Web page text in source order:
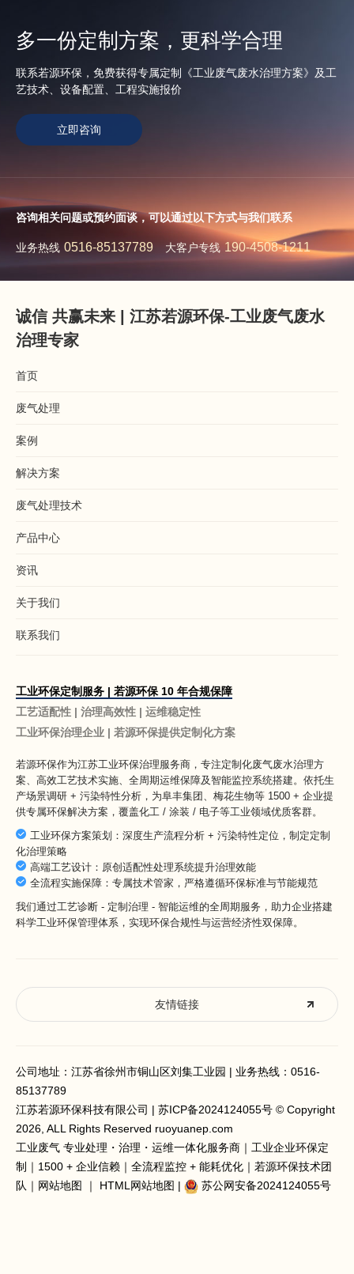
多一份定制方案，更科学合理
联系若源环保，免费获得专属定制《工业废气废水治理方案》及工
艺技术、设备配置、工程实施报价
立即咨询
咨询相关问题或预约面谈，可以通过以下方式与我们联系
业务热线 0516-85137789 大客户专线 190-4508-1211
诚信 共赢未来 | 江苏若源环保-工业废气废水
治理专家
首页
废气处理
案例
解决方案
废气处理技术
产品中心
资讯
关于我们
联系我们
工业环保定制服务 | 若源环保 10 年合规保障
工艺适配性 | 治理高效性 | 运维稳定性
工业环保治理企业 | 若源环保提供定制化方案
若源环保作为江苏工业环保治理服务商 ，专注定制化废气废水治理方
案、高效工艺技术实施、全周期运维保障及智能监控系统搭建。依托生
产场景调研 + 污染特性分析，为阜丰集团、梅花生物等 1500 + 企业提
供专属环保解决方案，覆盖化工 / 涂装 / 电子等工业领域优质客群。
工业环保方案策划：深度生产流程分析 + 污染特性定位，制定定制
化治理策略
高端工艺设计：原创适配性处理系统提升治理效能
全流程实施保障：专属技术管家，严格遵循环保标准与节能规范
我们通过工艺诊断 - 定制治理 - 智能运维的全周期服务，助力企业搭建
科学工业环保管理体系，实现环保合规性与运营经济性双保障。
公司地址：江苏省徐州市铜山区刘集工业园 | 业务热线： 0516-
85137789
江苏若源环保科技有限公司 | 苏ICP备2024124055号 © Copyright
2026, ALL Rights Reserved ruoyuanep.com
工业废气 专业处理 ・治理・运维一体化服务商｜工业企业环保定
制｜1500 + 企业信赖｜全流程监控 + 能耗优化｜若源环保技术团
队｜ 网站地图 ｜ HTML网站地图 | 苏公网安备2024124055号
友情链接